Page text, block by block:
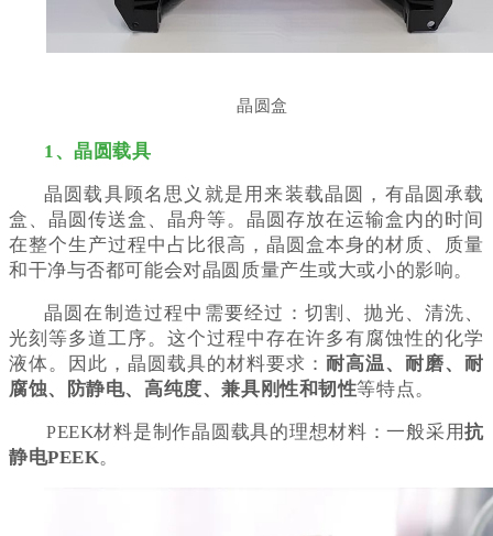
晶圆盒
1、晶圆载具
晶圆载具顾名思义就是用来装载晶圆，有晶圆承载
盒、晶圆传送盒、晶舟等。晶圆存放在运输盒内的时间
在整个生产过程中占比很高，晶圆盒本身的材质、质量
和干净与否都可能会对晶圆质量产生或大或小的影响。
晶圆在制造过程中需要经过：切割、抛光、清洗、
光刻等多道工序。这个过程中存在许多有腐蚀性的化学
液体。因此，晶圆载具的材料要求： 耐高温、耐磨、耐
腐蚀、防静电、高纯度、兼具刚性和韧性等特点。
PEEK材料是制作晶圆载具的理想材料：一般采用抗
静电PEEK。